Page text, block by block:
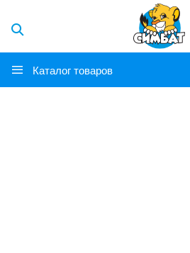
Каталог товаров